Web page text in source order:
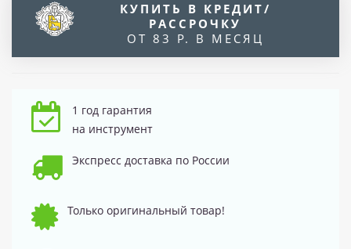
КУПИТЬ В КРЕДИТ/
РАССРОЧКУ
ОТ 83 Р. В МЕСЯЦ
1 год гарантия
на инструмент
Экспресс доставка по России
Только оригинальный товар!